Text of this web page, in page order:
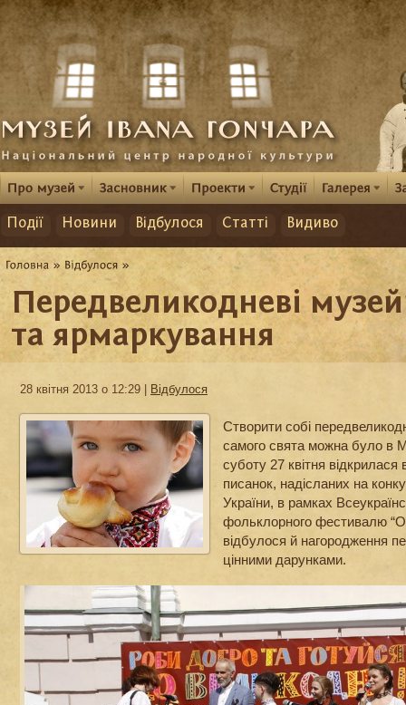
Події Новини Відбулося Статті Видиво
Передвеликодневі
та ярмаркування
28 квітня 2013 о 12:29 | Відбулося
Створити собі
самого свята можна було в
суботу 27 квітня
писанок, надісланих на
України, в рамках
фольклорного фестивалю
відбулося й нагородження
цінними дарунками.